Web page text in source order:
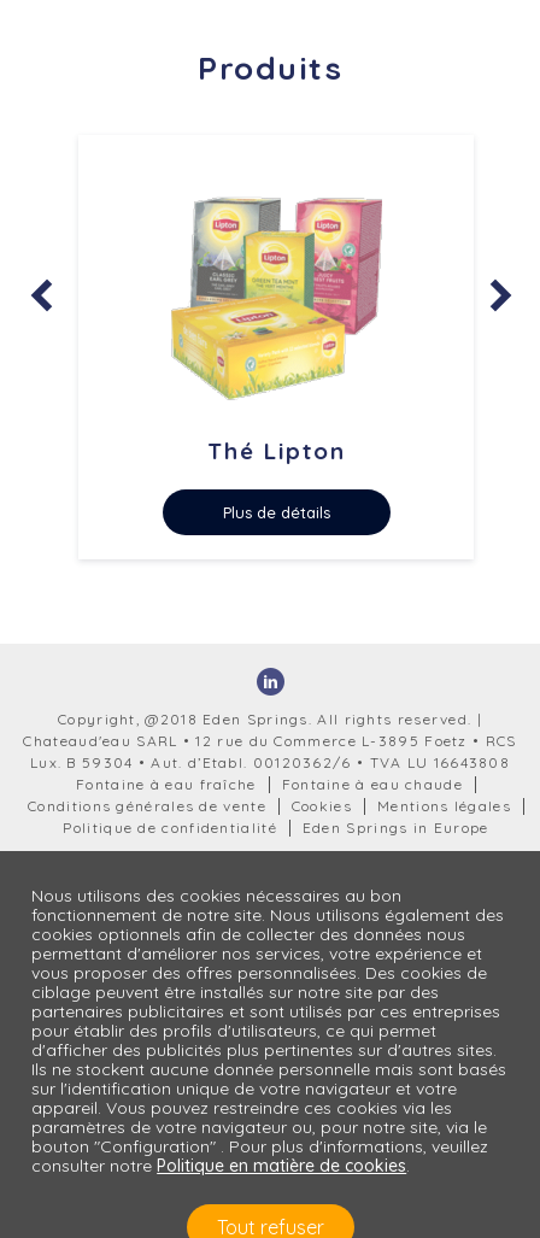
Produits

Thé Lipton
Plus de détails

Copyright, @2018 Eden Springs. All rights reserved. |
Chateaud'eau SARL • 12 rue du Commerce L-3895 Foetz • RCS
Lux. B 59304 • Aut. d’Etabl. 00120362/6 • TVA LU 16643808
Fontaine à eau fraîche
Fontaine à eau chaude
Conditions générales de vente
Cookies
Mentions légales
Politique de confidentialité
Eden Springs in Europe
Nous utilisons des cookies nécessaires au bon
fonctionnement de notre site. Nous utilisons également des
cookies optionnels afin de collecter des données nous
permettant d'améliorer nos services, votre expérience et
vous proposer des offres personnalisées. Des cookies de
ciblage peuvent être installés sur notre site par des
partenaires publicitaires et sont utilisés par ces entreprises
pour établir des profils d'utilisateurs, ce qui permet
d'afficher des publicités plus pertinentes sur d'autres sites.
Ils ne stockent aucune donnée personnelle mais sont basés
sur l'identification unique de votre navigateur et votre
appareil. Vous pouvez restreindre ces cookies via les
paramètres de votre navigateur ou, pour notre site, via le
bouton "Configuration" . Pour plus d'informations, veuillez
consulter notrePolitique en matière de cookies.
Tout refuser